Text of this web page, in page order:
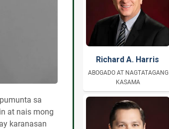
sa
at nais mong
karanasan
Richard A. Harris
ABOGADO AT NAGTATAGANG
KASAMA